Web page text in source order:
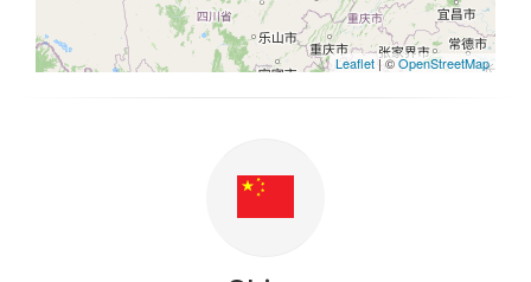
Leaflet | ©OpenStreetMap